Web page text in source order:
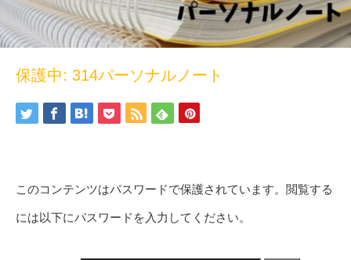
保護中: 314パーソナルノート
このコンテンツはパスワードで保護されています。閲覧する
には以下にパスワードを入力してください。